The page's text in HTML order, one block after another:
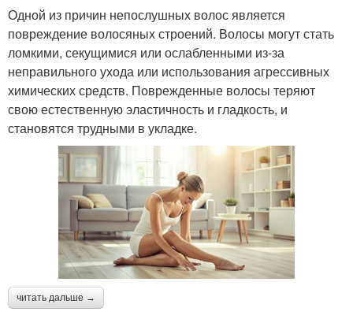
Одной из причин непослушных волос является
повреждение волосяных строений. Волосы могут стать
ломкими, секущимися или ослабленными из-за
неправильного ухода или использования агрессивных
химических средств. Поврежденные волосы теряют
свою естественную эластичность и гладкость, и
становятся трудными в укладке.
читать дальше →